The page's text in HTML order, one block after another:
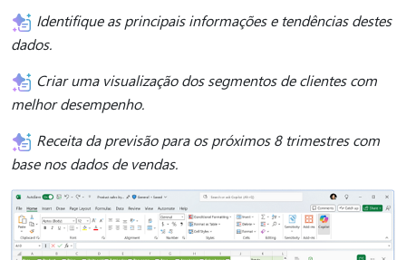
Identifique as principais informações e tendências destes
dados.
Criar uma visualização dos segmentos de clientes com
melhor desempenho.
Receita da previsão para os próximos 8 trimestres com
base nos dados de vendas.